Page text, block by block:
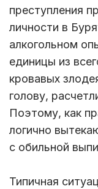
преступления
личности в
алкогольном
единицы из
кровавых
голову,
Поэтому, как
логично
с обильной
Типичная